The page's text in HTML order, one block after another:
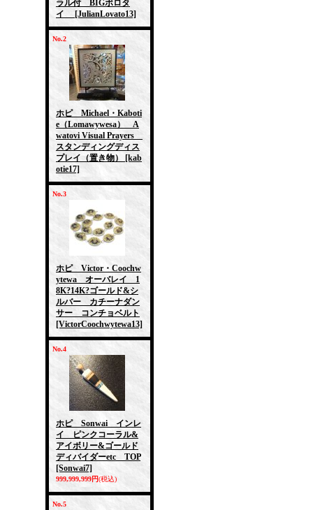
ラル付 BIGボロタ
イ
[JulianLovato13]
No.2
ホピ Michael・Kaboti
e（Lomawywesa） A
watovi Visual Prayers
スタンディングディス
プレイ（置き物）
[kab
otie17]
No.3
ホピ Victor・Coochw
ytewa オーバレイ 1
8K?14K?ゴールド&シ
ルバー カチーナダン
サー コンチョベルト
[VictorCoochwytewa13]
No.4
ホピ Sonwai インレ
イ ピンクコーラル&
アイボリー&ゴールド
ディバイダーetc TOP
[Sonwai7]
999,999,999円(税込)
No.5